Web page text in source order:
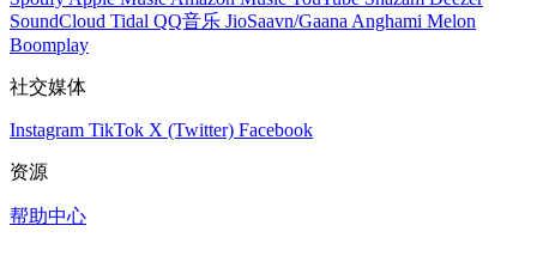
SoundCloud Tidal QQ音乐 JioSaavn/Gaana Anghami Melon
Boomplay
社交媒体
Instagram TikTok X (Twitter) Facebook
资源
帮助中心